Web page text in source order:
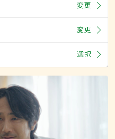
変更
変更
選択